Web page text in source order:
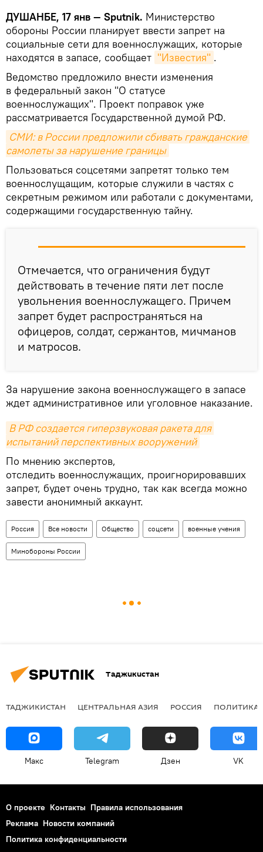
ДУШАНБЕ, 17 янв — Sputnik. Министерство
обороны России планирует ввести запрет на
социальные сети для военнослужащих, которые
находятся в запасе, сообщает "Известия" .
Ведомство предложило внести изменения
в федеральный закон "О статусе
военнослужащих". Проект поправок уже
рассматривается Государственной думой РФ.
СМИ: в России предложили сбивать гражданские
самолеты за нарушение границы
Пользоваться соцсетями запретят только тем
военнослущащим, которые служили в частях с
секретным режимом или работали с документами,
содержащими государственную тайну.
Отмечается, что ограничения будут
действовать в течение пяти лет после
увольнения военнослужащего. Причем
запрет будет распространяться на
офицеров, солдат, сержантов, мичманов
и матросов.
За нарушение закона военнослужащего в запасе
ждет административное или уголовное наказание.
В РФ создается гиперзвуковая ракета для
испытаний перспективных вооружений
По мнению экспертов,
отследить военнослужащих, проигнорировавших
запрет, будет очень трудно, так как всегда можно
завести анонимный аккаунт.
Россия Все новости Общество соцсети военные учения
Минобороны России
Таджикистан
ТАДЖИКИСТАН ЦЕНТРАЛЬНАЯ АЗИЯ РОССИЯ ПОЛИТИКА
Макс Telegram Дзен VK
О проекте Контакты Правила использования
Реклама Новости компаний
Политика конфиденциальности